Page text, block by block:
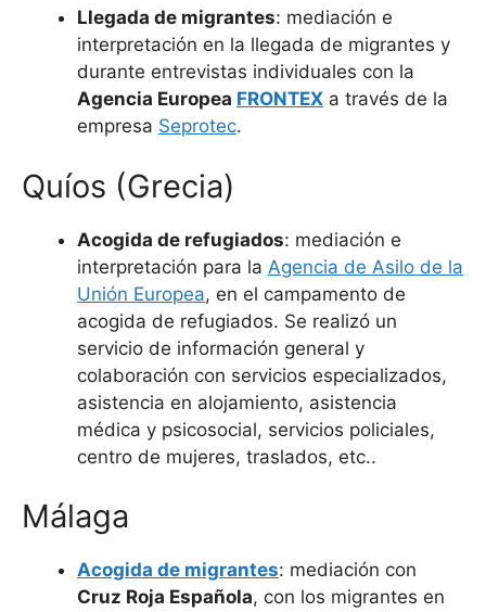
Llegada de migrantes: mediación e
interpretación en la llegada de migrantes y
durante entrevistas individuales con la
Agencia Europea FRONTEX a través de la
empresa Seprotec.
Quíos (Grecia)
Acogida de refugiados: mediación e
interpretación para la Agencia de Asilo de la
Unión Europea, en el campamento de
acogida de refugiados. Se realizó un
servicio de información general y
colaboración con servicios especializados,
asistencia en alojamiento, asistencia
médica y psicosocial, servicios policiales,
centro de mujeres, traslados, etc..
Málaga
Acogida de migrantes: mediación con
Cruz Roja Española, con los migrantes en